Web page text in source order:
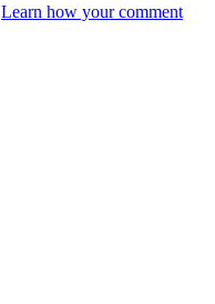
Learn how your comment